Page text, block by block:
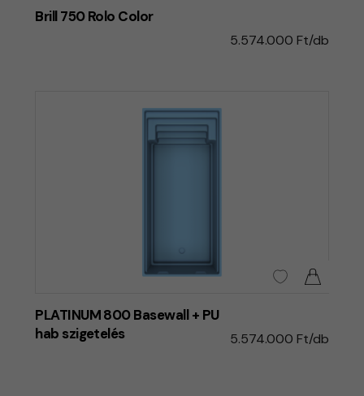
Brill 750 Rolo Color
5.574.000 Ft/db
PLATINUM 800 Basewall + PU
hab szigetelés
5.574.000 Ft/db